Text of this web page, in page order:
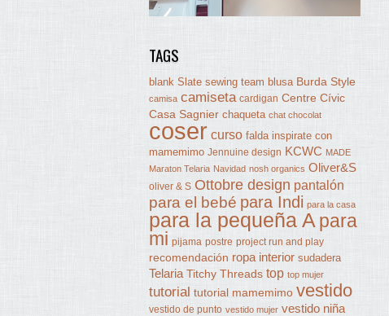
TAGS
blank Slate sewing team blusa Burda Style
camisa camiseta cardigan Centre Cívic
Casa Sagnier chaqueta chat chocolat
coser curso falda inspirate con
mamemimo Jennuine design KCWC MADE
Maraton Telaria Navidad nosh organics Oliver&S
oliver & S Ottobre design pantalón
para el bebé para Indi para la casa
para la pequeña A para
mi pijama postre project run and play
recomendación ropa interior sudadera
Telaria Titchy Threads top top mujer
tutorial tutorial mamemimo vestido
vestido de punto vestido mujer vestido niña